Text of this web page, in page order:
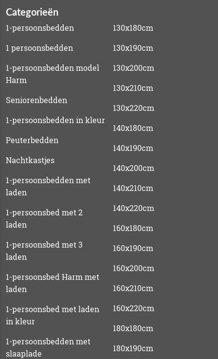
Categorieën
1-persoonsbedden
1 persoonsbedden
1-persoonsbedden model
Harm
Seniorenbedden
1-persoonsbedden in kleur
Peuterbedden
Nachtkastjes
1-persoonsbedden met
laden
1-persoonsbed met 2
laden
1-persoonsbed met 3
laden
1-persoonsbed Harm met
laden
1-persoonsbed met laden
in kleur
1-persoonsbedden met
slaaplade
130x180cm
130x190cm
130x200cm
130x210cm
130x220cm
140x180cm
140x190cm
140x200cm
140x210cm
140x220cm
160x180cm
160x190cm
160x200cm
160x210cm
160x220cm
180x180cm
180x190cm